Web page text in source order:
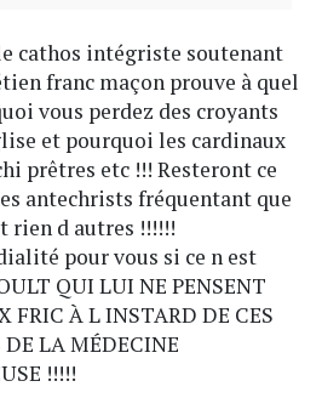
cathos intégriste soutenant
franc maçon prouve à quel
vous perdez des croyants
et pourquoi les cardinaux
prêtres etc !!! Resteront ce
antechrists fréquentant que
rien d autres !!!!!!
pour vous si ce n est
QUI LUI NE PENSENT
FRIC À L INSTARD DE CES
LA MÉDECINE
!!!!!